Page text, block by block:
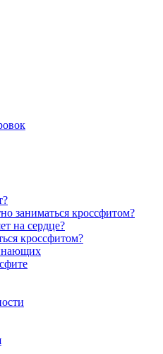
заниматься кроссфитом?
на сердце?
кроссфитом?